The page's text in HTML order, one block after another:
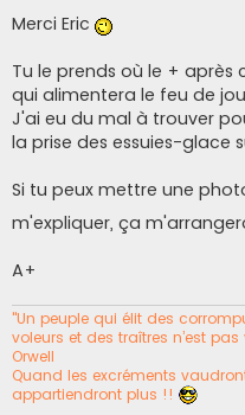
g
e
Merci Eric
Tu le prends où le +
qui alimentera le feu de
J'ai eu du mal à trouver
la prise des essuies-glace
Si tu peux mettre une
m'expliquer, ça
A+
"Un peuple qui élit des
voleurs et des traîtres n’est
Orwell
Quand les excréments
appartiendront plus !!